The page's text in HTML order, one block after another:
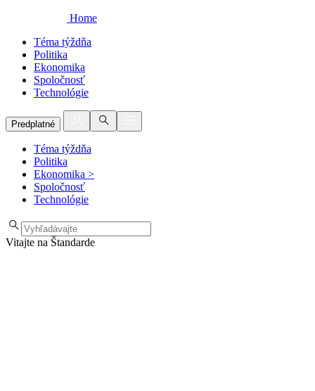
Home
Téma týždňa
Politika
Ekonomika
Spoločnosť
Technológie
Predplatné
Téma týždňa
Politika
Ekonomika >
Spoločnosť
Technológie
Vitajte na Štandarde